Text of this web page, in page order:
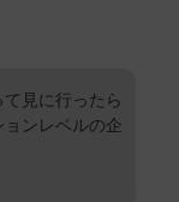
見に行ったら
ンレベルの企